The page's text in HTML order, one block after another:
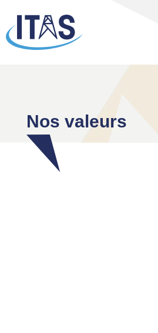
Nos valeurs